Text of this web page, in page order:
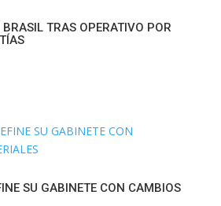
BRASIL TRAS OPERATIVO POR
SU GABINETE CON CAMBIOS